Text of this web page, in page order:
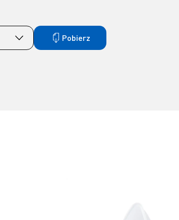
Pobierz
Drobny aerozol